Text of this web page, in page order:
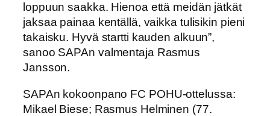
loppuun saakka. Hienoa että meidän jätkät
jaksaa painaa kentällä, vaikka tulisikin pieni
takaisku. Hyvä startti kauden alkuun”,
sanoo SAPAn valmentaja Rasmus
Jansson.
SAPAn kokoonpano FC POHU-ottelussa:
Mikael Biese; Rasmus Helminen (77.